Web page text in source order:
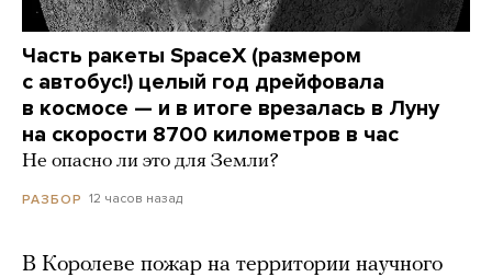
Часть ракеты SpaceX (размером
с автобус!) целый год дрейфовала
в космосе — и в итоге врезалась в Луну
на скорости 8700 километров в час
Не опасно ли это для Земли?
РАЗБОР 12 часов назад
В Королеве пожар на территории научного